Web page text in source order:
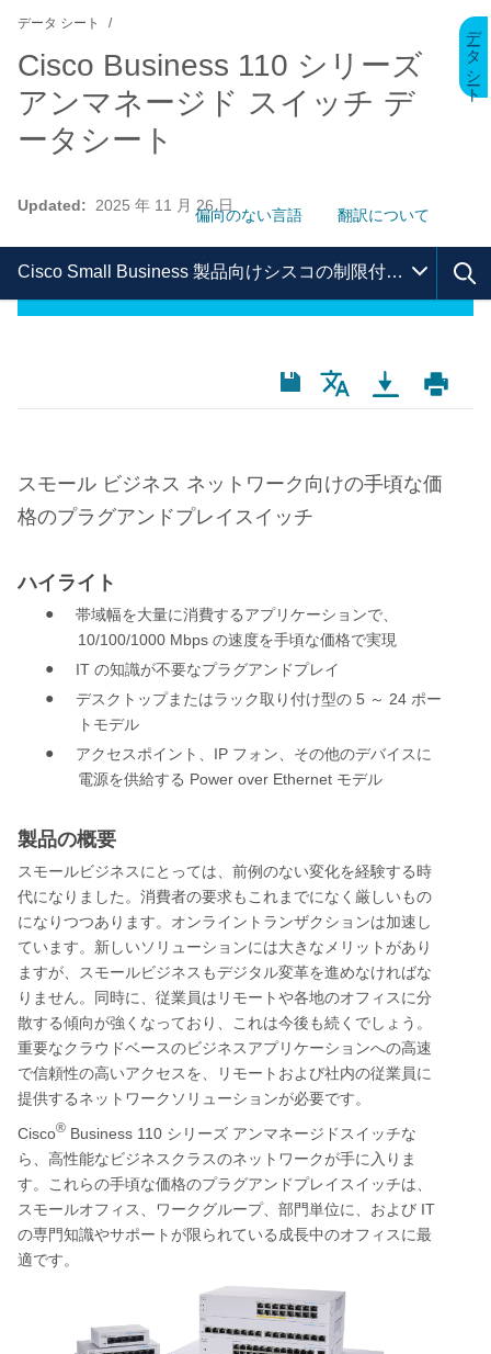
データ シート
Cisco Business 110 シリーズ
アンマネージド スイッチ デ
ータシート
データ シート
Updated: 2025 年 11 月 26 日
偏向のない言語 翻訳について
Cisco Small Business 製品向けシスコの制限付きライフタイム保証
スモール ビジネス ネットワーク向けの手頃な価
格のプラグアンドプレイスイッチ
ハイライト
● 帯域幅を大量に消費するアプリケーションで、
10/100/1000 Mbps の速度を手頃な価格で実現
● IT の知識が不要なプラグアンドプレイ
● デスクトップまたはラック取り付け型の 5 ～ 24 ポー
トモデル
● アクセスポイント、 IP フォン、その他のデバイスに
電源を供給する Power over Ethernet モデル
製品の概要
スモールビジネスにとっては、前例のない変化を経験する時
代になりました。消費者の要求もこれまでになく厳しいもの
になりつつあります。オンライントランザクションは加速し
ています。新しいソリューションには大きなメリットがあり
ますが、スモールビジネスもデジタル変革を進めなければな
りません。同時に、従業員はリモートや各地のオフィスに分
散する傾向が強くなっており、これは今後も続くでしょう。
重要なクラウドベースのビジネスアプリケーションへの高速
で信頼性の高いアクセスを、リモートおよび社内の従業員に
提供するネットワークソリューションが必要です。
Cisco® Business 110 シリーズ アンマネージドスイッチな
ら、高性能なビジネスクラスのネットワークが手に入りま
す。これらの手頃な価格のプラグアンドプレイスイッチは、
スモールオフィス、ワークグループ、部門単位に、および IT
の専門知識やサポートが限られている成長中のオフィスに最
適です。